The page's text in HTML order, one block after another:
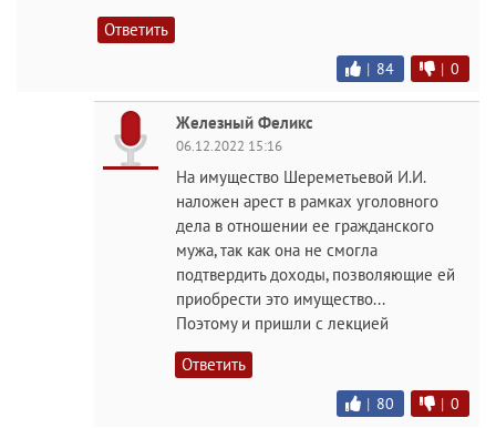
Ответить
| 84 | 0
Железный Феликс
06.12.2022 15:16
На имущество Шереметьевой И.И.
наложен арест в рамках уголовного
дела в отношении ее гражданского
мужа, так как она не смогла
подтвердить доходы, позволяющие ей
приобрести это имущество...
Поэтому и пришли с лекцией
Ответить
| 80 | 0